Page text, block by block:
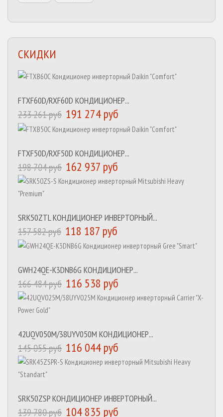
СКИДКИ
FTXF60D/RXF60D КОНДИЦИОНЕР...
233 261 руб 191 274 руб
FTXF50D/RXF50D КОНДИЦИОНЕР...
198 704 руб 162 937 руб
SRK50ZTL КОНДИЦИОНЕР ИНВЕРТОРНЫЙ...
157 582 руб 118 187 руб
GWH24QE-K3DNB6G КОНДИЦИОНЕР...
166 484 руб 116 538 руб
42UQV050M/38UYV050M КОНДИЦИОНЕР...
145 055 руб 116 044 руб
SRK50ZSP КОНДИЦИОНЕР ИНВЕРТОРНЫЙ...
139 780 руб 104 835 руб